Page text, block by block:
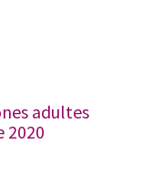
adultes
2020